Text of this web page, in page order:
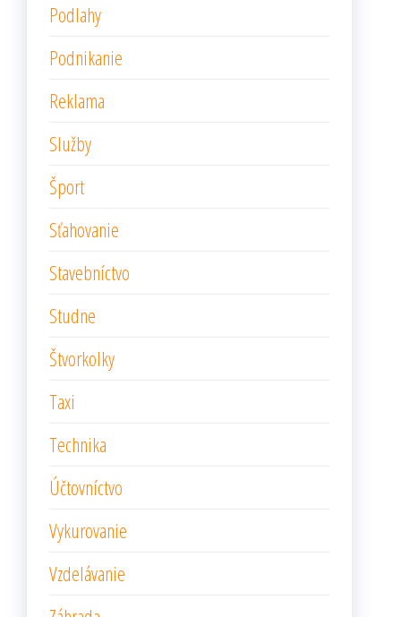
Podlahy
Podnikanie
Reklama
Služby
Šport
Sťahovanie
Stavebníctvo
Studne
Štvorkolky
Taxi
Technika
Účtovníctvo
Vykurovanie
Vzdelávanie